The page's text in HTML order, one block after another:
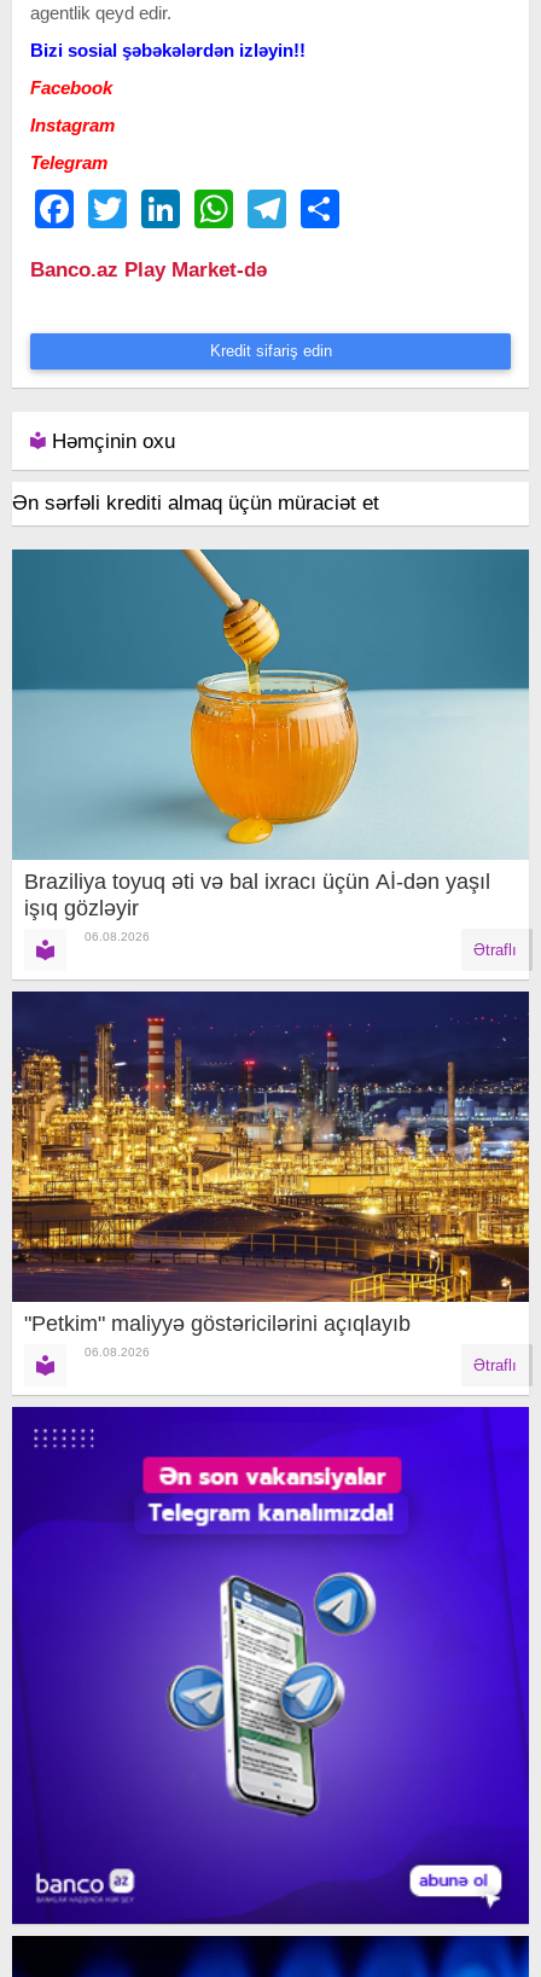
agentlik qeyd edir.
Bizi sosial şəbəkələrdən izləyin!!
Facebook
Instagram
Telegram
FacebookTwitter LinkedIn WhatsAppTelegram
Banco.az Play Market-də
Kredit sifariş edin
Həmçinin oxu
Ən sərfəli krediti almaq üçün müraciət et
Braziliya toyuq əti və bal ixracı üçün Aİ-dən yaşıl
işıq gözləyir
06.08.2026
Ətraflı
"Petkim" maliyyə göstəricilərini açıqlayıb
06.08.2026
Ətraflı